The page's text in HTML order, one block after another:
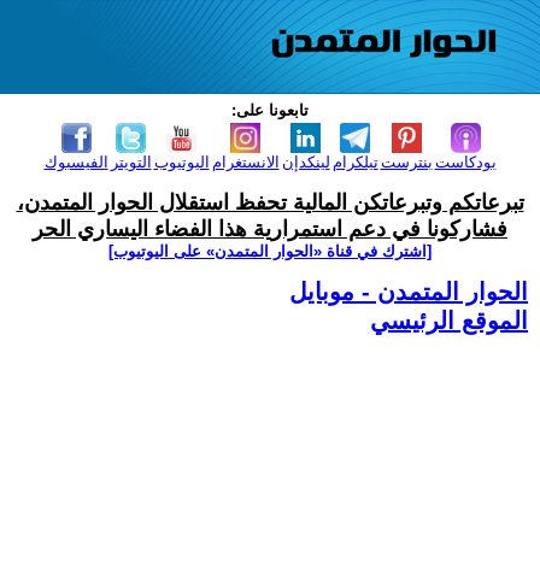
تابعونا على:
الفيسبوك التويتر اليوتيوب الانستغرام لينكدإن تيلكرامبنترست بودكاست
تبرعاتكم وتبرعاتكن المالية تحفظ استقلال الحوار المتمدن،
فشاركونا في دعم استمرارية هذا الفضاء اليساري الحر
[اشترك في قناة ‫«الحوار المتمدن» على اليوتيوب]
الحوار المتمدن - موبايل
الموقع الرئيسي